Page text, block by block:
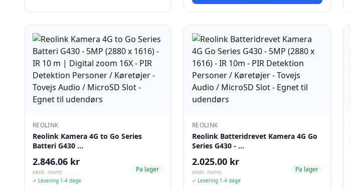
REOLINK
Reolink Kamera 4G to Go Series
Batteri G430 …
2.846.06 kr
ekskl. moms
✓ Levering 1-4 dage
Pa lager
REOLINK
Reolink Batteridrevet Kamera 4G Go
Series G430 - …
2.025.00 kr
ekskl. moms
✓ Levering 1-4 dage
Pa lager